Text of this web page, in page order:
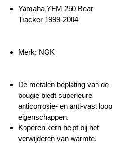
Yamaha YFM 250 Bear
Tracker 1999-2004
Merk: NGK
De metalen beplating van de
bougie biedt superieure
anticorrosie- en anti-vast loop
eigenschappen.
Koperen kern helpt bij het
verwijderen van warmte.